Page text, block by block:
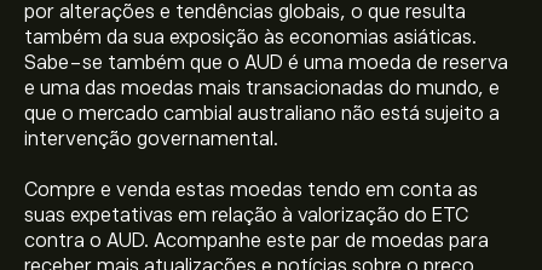
por alterações e tendências globais, o que resulta
também da sua exposição às economias asiáticas.
Sabe-se também que o AUD é uma moeda de reserva
e uma das moedas mais transacionadas do mundo, e
que o mercado cambial australiano não está sujeito a
intervenção governamental.
Compre e venda estas moedas tendo em conta as
suas expetativas em relação à valorização do ETC
contra o AUD. Acompanhe este par de moedas para
O preço atual de ETCAUD é 9.17‎A$‎
Australian Dollar é (Os dados não estão disponíveis no
momento)